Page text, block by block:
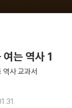
는 역사 1
역사 교과서